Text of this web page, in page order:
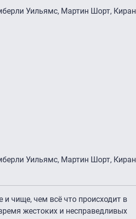
Уильямс, Мартин Шорт, Киран
Уильямс, Мартин Шорт, Киран
чище, чем всё что происходит в
жестоких и несправедливых